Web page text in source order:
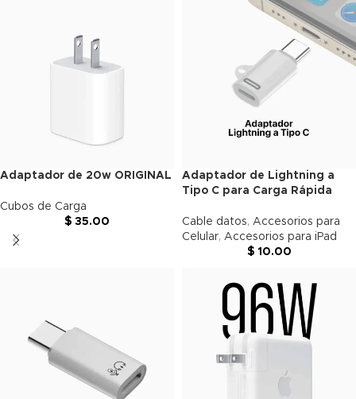
Adaptador de 20w ORIGINAL
Cubos de Carga
$ 35.00
Adaptador de Lightning a
Tipo C para Carga Rápida
Cable datos, Accesorios para
Celular, Accesorios para iPad
$10.00